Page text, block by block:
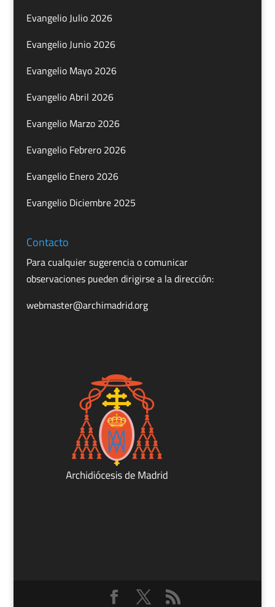
Evangelio Julio 2026
Evangelio Junio 2026
Evangelio Mayo 2026
Evangelio Abril 2026
Evangelio Marzo 2026
Evangelio Febrero 2026
Evangelio Enero 2026
Evangelio Diciembre 2025
Contacto
Para cualquier sugerencia o comunicar
observaciones pueden dirigirse a la dirección:
webmaster@archimadrid.org